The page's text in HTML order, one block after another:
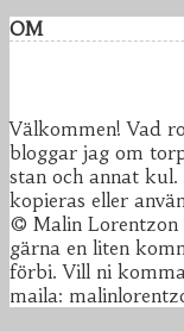
OM
Välkommen! Vad
bloggar jag om
stan och annat
kopieras eller
© Malin Lorentzon
gärna en liten
förbi. Vill ni
maila: